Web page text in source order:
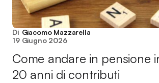
Di Giacomo Mazzarella
19 Giugno 2026
Come andare in pensione
20 anni di contributi